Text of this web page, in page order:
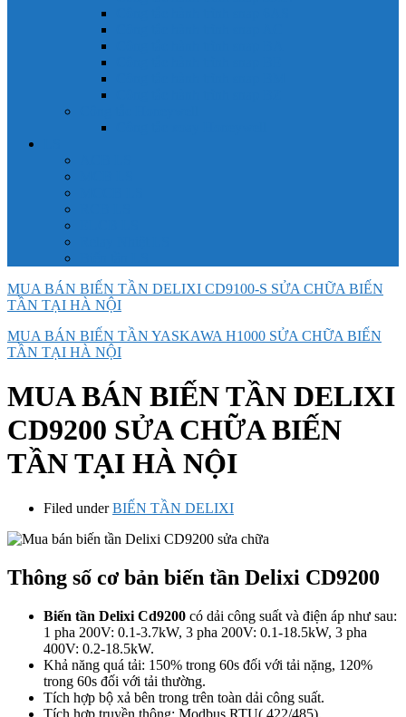
MUA BÁN BIẾN TẦN DELIXI CD9100-S SỬA CHỮA BIẾN
TẦN TẠI HÀ NỘI
MUA BÁN BIẾN TẦN YASKAWA H1000 SỬA CHỮA BIẾN
TẦN TẠI HÀ NỘI
MUA BÁN BIẾN TẦN DELIXI
CD9200 SỬA CHỮA BIẾN
TẦN TẠI HÀ NỘI
Filed underBIẾN TẦN DELIXI
Thông số cơ bản biến tần Delixi CD9200
Biến tần Delixi Cd9200 có dải công suất và điện áp như sau:
1 pha 200V: 0.1-3.7kW, 3 pha 200V: 0.1-18.5kW, 3 pha
400V: 0.2-18.5kW.
Khả năng quá tải: 150% trong 60s đối với tải nặng, 120%
trong 60s đối với tải thường.
Tích hợp bộ xả bên trong trên toàn dải công suất.
Tích hợp truyền thông: Modbus RTU( 422/485).